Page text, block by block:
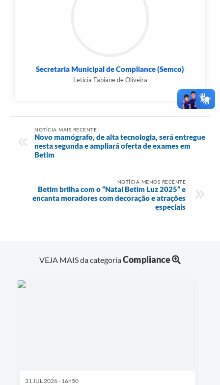
Secretaria Municipal de Compliance (Semco)
Letícia Fabiane de Oliveira
NOTÍCIA MAIS RECENTE
Novo mamógrafo, de alta tecnologia, será entregue
nesta segunda e ampliará oferta de exames em
Betim
NOTÍCIA MENOS RECENTE
Betim brilha com o “Natal Betim Luz 2025” e
encanta moradores com decoração e atrações
especiais
VEJA MAIS da categoriaCompliance
31 JUL 2026 - 16h50